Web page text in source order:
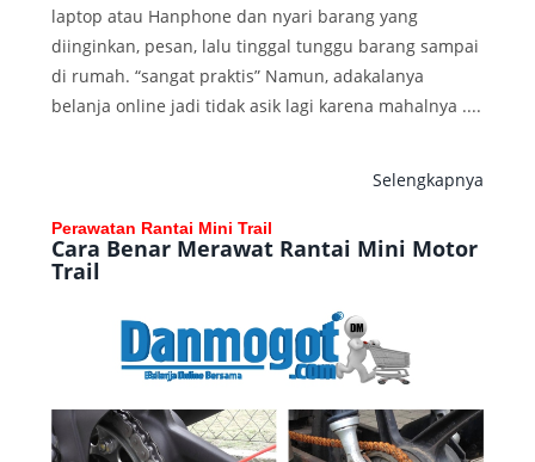
laptop atau Hanphone dan nyari barang yang
diinginkan, pesan, lalu tinggal tunggu barang sampai
di rumah. “sangat praktis” Namun, adakalanya
belanja online jadi tidak asik lagi karena mahalnya ....
Selengkapnya
Perawatan Rantai Mini Trail
Cara Benar Merawat Rantai Mini Motor
Trail